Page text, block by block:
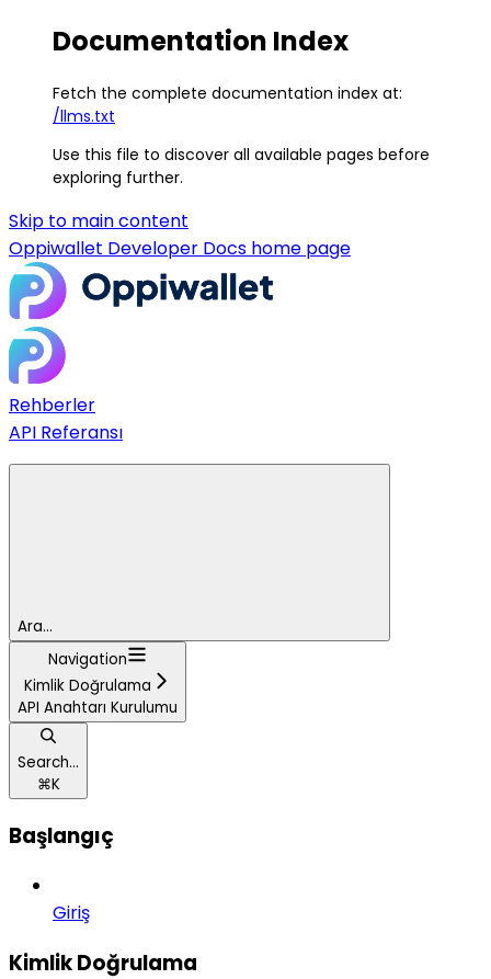
Documentation Index
Fetch the complete documentation index at:
/llms.txt
Use this file to discover all available pages before
exploring further.
Skip to main content
Oppiwallet Developer Docs home page
Rehberler
API Referansı
Ara...
Navigation
Kimlik Doğrulama
API Anahtarı Kurulumu
Search...
⌘K
Başlangıç
Giriş
Kimlik Doğrulama